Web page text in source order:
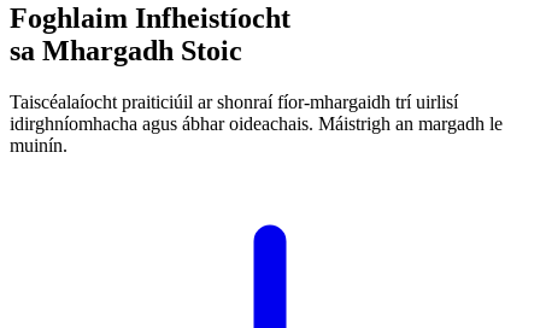
Foghlaim Infheistíocht
sa Mhargadh Stoic
Taiscéalaíocht praiticiúil ar shonraí fíor-mhargaidh trí uirlisí
idirghníomhacha agus ábhar oideachais. Máistrigh an margadh le
muinín.